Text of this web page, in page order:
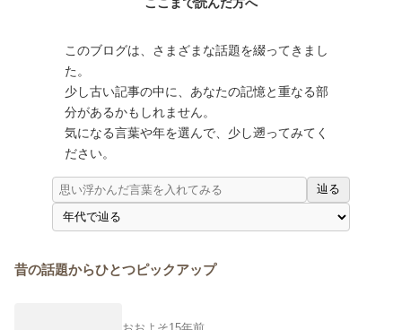
このブログは、さまざまな話題を綴ってきまし
た。
少し古い記事の中に、あなたの記憶と重なる部
分があるかもしれません。
気になる言葉や年を選んで、少し遡ってみてく
ださい。
辿る
昔の話題からひとつピックアップ